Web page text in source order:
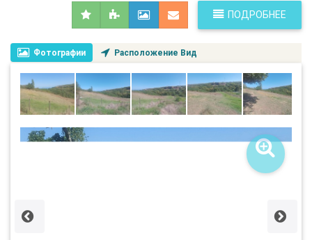
ПОДРОБНЕЕ
Фотографии Расположение Вид